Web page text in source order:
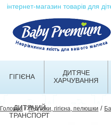
інтернет-магазин товарів для
ГІГІЄНА
ДИТЯЧЕ
ХАРЧУВАННЯ
ДИТЯЧИЙ
ТРАНСПОРТ
Головна/Підгузки, гігієна, пелюшки /